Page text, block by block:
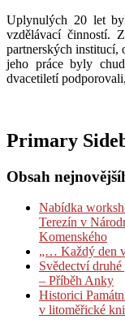
Uplynulých 20 let
vzdělávací činností.
partnerských institucí,
jeho práce byly
dvacetiletí
Primary
Obsah
Nabídka
Terezín v
Komenského
„… Každý den
Svědectví
– Příběh Anky
Historici
v litoměřické